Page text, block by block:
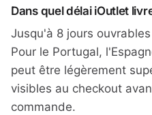
Dans quel délai iOutlet
Jusqu'à 8 jours
Pour le Portugal,
peut être légèrement
visibles au checkout
commande.